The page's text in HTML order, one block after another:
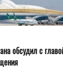
обсудил с